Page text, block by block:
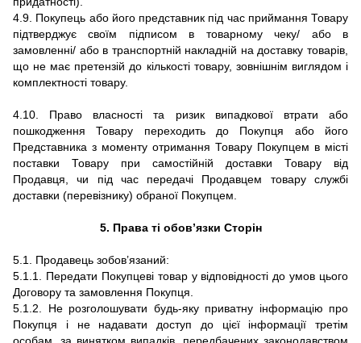
4.9. Покупець або його представник під час приймання Товару
підтверджує своїм підписом в товарному чеку/ або в
замовленні/ або в транспортній накладній на доставку товарів,
що не має претензій до кількості товару, зовнішнім виглядом і
комплектності товару.
4.10. Право власності та ризик випадкової втрати або
пошкодження Товару переходить до Покупця або його
Представника з моменту отримання Товару Покупцем в місті
поставки Товару при самостійній доставки Товару від
Продавця, чи під час передачі Продавцем товару службі
доставки (перевізнику) обраної Покупцем.
5. Права ті обов’язки Сторін
5.1. Продавець зобов’язаний:
5.1.1. Передати Покупцеві товар у відповідності до умов цього
Договору та замовлення Покупця.
5.1.2. Не розголошувати будь-яку приватну інформацію про
Покупця і не надавати доступ до цієї інформації третім